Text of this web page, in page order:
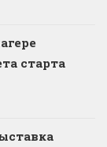
старта